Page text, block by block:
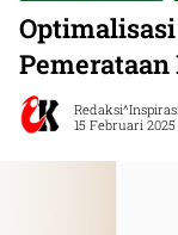
15 Februari 2025